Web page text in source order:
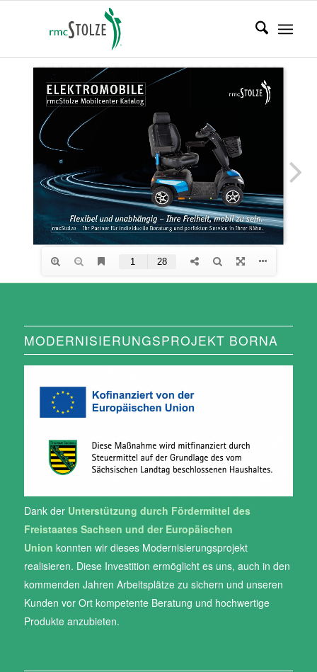
MODERNISIERUNGSPROJEKT BORNA
Dank der Unterstützung durch Fördermittel des
Freistaates Sachsen und der Europäischen
Union konnten wir dieses Modernisierungsprojekt
realisieren. Diese Investition ermöglicht es uns, auch in den
kommenden Jahren Arbeitsplätze zu sichern und unseren
Kunden vor Ort kompetente Beratung und hochwertige
Produkte anzubieten.